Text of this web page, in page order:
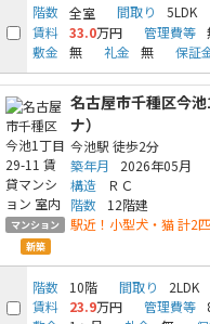
階数 全室 間取り 5LDK
賃料 33.0万円 管理費等
敷金
無 礼金 無 保証
マンション
新築
名古屋市千種区今
ナ）
今池駅 徒歩2分
築年月
2026年05月
構造
ＲＣ
階数
12階建
駅近！小型犬・猫 計2
階数 10階 間取り 2LDK
賃料 23.9万円 管理費等